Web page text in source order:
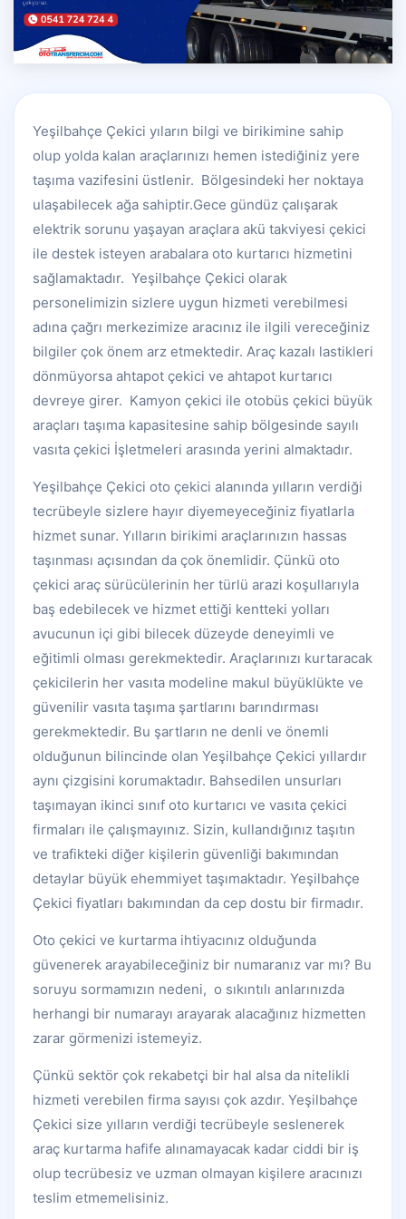
Yeşilbahçe Çekici yıların bilgi ve birikimine sahip
olup yolda kalan araçlarınızı hemen istediğiniz yere
taşıma vazifesini üstlenir. Bölgesindeki her noktaya
ulaşabilecek ağa sahiptir.Gece gündüz çalışarak
elektrik sorunu yaşayan araçlara akü takviyesi çekici
ile destek isteyen arabalara oto kurtarıcı hizmetini
sağlamaktadır. Yeşilbahçe Çekici olarak
personelimizin sizlere uygun hizmeti verebilmesi
adına çağrı merkezimize aracınız ile ilgili vereceğiniz
bilgiler çok önem arz etmektedir. Araç kazalı lastikleri
dönmüyorsa ahtapot çekici ve ahtapot kurtarıcı
devreye girer. Kamyon çekici ile otobüs çekici büyük
araçları taşıma kapasitesine sahip bölgesinde sayılı
vasıta çekici İşletmeleri arasında yerini almaktadır.
Yeşilbahçe Çekici oto çekici alanında yılların verdiği
tecrübeyle sizlere hayır diyemeyeceğiniz fiyatlarla
hizmet sunar. Yılların birikimi araçlarınızın hassas
taşınması açısından da çok önemlidir. Çünkü oto
çekici araç sürücülerinin her türlü arazi koşullarıyla
baş edebilecek ve hizmet ettiği kentteki yolları
avucunun içi gibi bilecek düzeyde deneyimli ve
eğitimli olması gerekmektedir. Araçlarınızı kurtaracak
çekicilerin her vasıta modeline makul büyüklükte ve
güvenilir vasıta taşıma şartlarını barındırması
gerekmektedir. Bu şartların ne denli ve önemli
olduğunun bilincinde olan Yeşilbahçe Çekici yıllardır
aynı çizgisini korumaktadır. Bahsedilen unsurları
taşımayan ikinci sınıf oto kurtarıcı ve vasıta çekici
firmaları ile çalışmayınız. Sizin, kullandığınız taşıtın
ve trafikteki diğer kişilerin güvenliği bakımından
detaylar büyük ehemmiyet taşımaktadır. Yeşilbahçe
Çekici fiyatları bakımından da cep dostu bir firmadır.
Oto çekici ve kurtarma ihtiyacınız olduğunda
güvenerek arayabileceğiniz bir numaranız var mı? Bu
soruyu sormamızın nedeni, o sıkıntılı anlarınızda
herhangi bir numarayı arayarak alacağınız hizmetten
zarar görmenizi istemeyiz.
Çünkü sektör çok rekabetçi bir hal alsa da nitelikli
hizmeti verebilen firma sayısı çok azdır. Yeşilbahçe
Çekici size yılların verdiği tecrübeyle seslenerek
araç kurtarma hafife alınamayacak kadar ciddi bir iş
olup tecrübesiz ve uzman olmayan kişilere aracınızı
teslim etmemelisiniz.